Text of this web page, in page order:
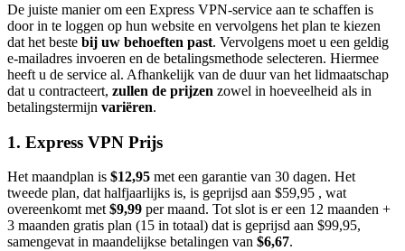
De juiste manier om een Express VPN-service aan te schaffen is
door in te loggen op hun website en vervolgens het plan te kiezen
dat het beste bij uw behoeften past. Vervolgens moet u een geldig
e-mailadres invoeren en de betalingsmethode selecteren. Hiermee
heeft u de service al. Afhankelijk van de duur van het lidmaatschap
dat u contracteert, zullen de prijzen zowel in hoeveelheid als in
betalingstermijn variëren.
1. Express VPN Prijs
Het maandplan is $12,95 met een garantie van 30 dagen. Het
tweede plan, dat halfjaarlijks is, is geprijsd aan $59,95 , wat
overeenkomt met $9,99 per maand. Tot slot is er een 12 maanden +
3 maanden gratis plan (15 in totaal) dat is geprijsd aan $99,95,
samengevat in maandelijkse betalingen van $6,67.